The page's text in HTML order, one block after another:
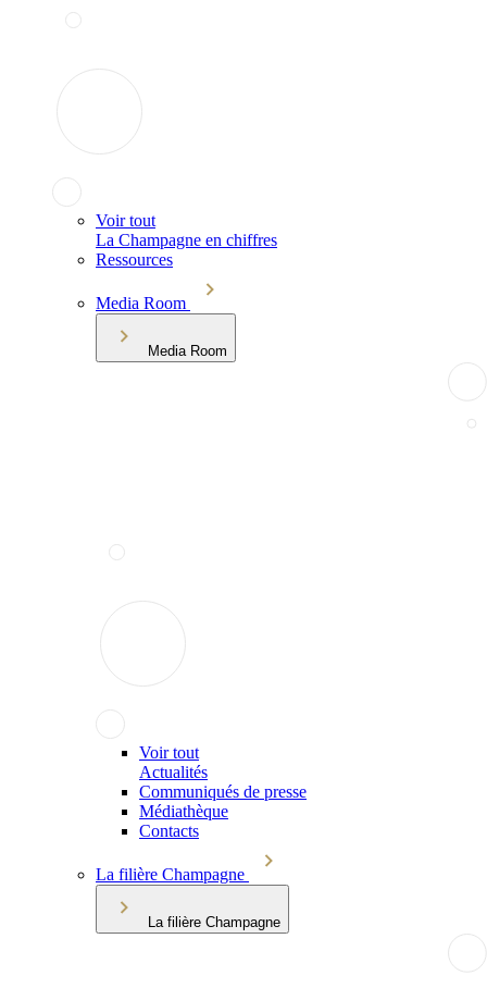
Voir tout
La Champagne en chiffres
Ressources
Media Room
Media Room
Voir tout
Actualités
Communiqués de presse
Médiathèque
Contacts
La filière Champagne
La filière Champagne